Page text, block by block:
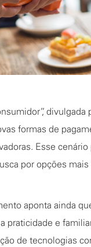
divulgada
formas de
Esse
por opções
aponta ainda
praticidade e
de tecnologias